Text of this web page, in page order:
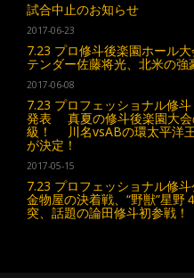
試合中止のお知らせ
2017-06-23
7.23 プロ修斗後楽園ホール
テンダー佐藤将光、北米の強
2017-06-08
7.23 プロフェッショナル修
発表 真夏の修斗後楽園大会
級！ 川名vsABの環太平洋
が決定！
2017-05-15
7.23 プロフェッショナル修
金物屋の決着戦、“野獣”星野
突、話題の論田修斗初参戦！